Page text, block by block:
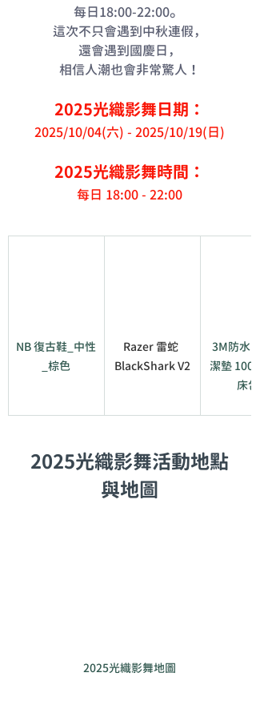
每日18:00-22:00。
這次不只會遇到中秋連假，
還會遇到國慶日，
相信人潮也會非常驚人！
2025光織影舞日期：
2025/10/04(六) - 2025/10/19(日)
2025光織影舞時間：
每日 18:00 - 22:00
NB 復古鞋_中性
_棕色
Razer 雷蛇
BlackShark V2
3M防水
潔墊
床包
2025光織影舞活動地點
與地圖
2025光織影舞地圖